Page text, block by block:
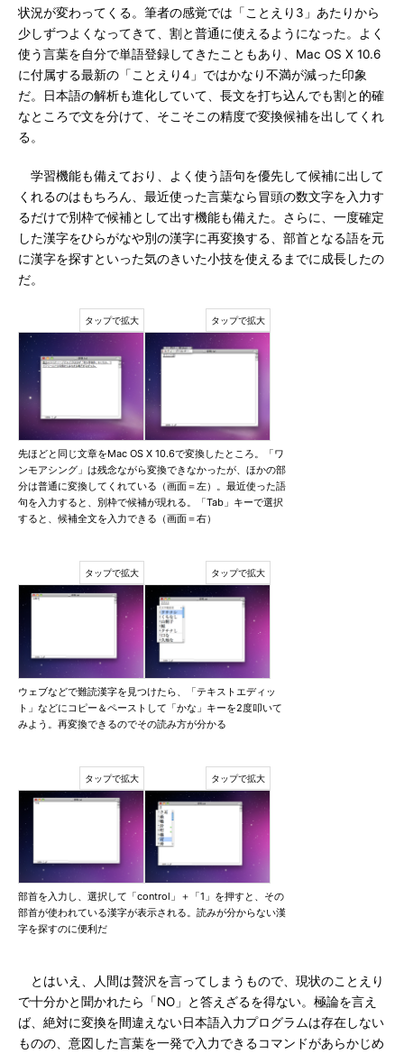
状況が変わってくる。筆者の感覚では「ことえり3」あたりから
少しずつよくなってきて、割と普通に使えるようになった。よく
使う言葉を自分で単語登録してきたこともあり、Mac OS X 10.6
に付属する最新の「ことえり4」ではかなり不満が減った印象
だ。日本語の解析も進化していて、長文を打ち込んでも割と的確
なところで文を分けて、そこそこの精度で変換候補を出してくれ
る。
学習機能も備えており、よく使う語句を優先して候補に出して
くれるのはもちろん、最近使った言葉なら冒頭の数文字を入力す
るだけで別枠で候補として出す機能も備えた。さらに、一度確定
した漢字をひらがなや別の漢字に再変換する、部首となる語を元
に漢字を探すといった気のきいた小技を使えるまでに成長したの
だ。
先ほどと同じ文章をMac OS X 10.6で変換したところ。「ワ
ンモアシング」は残念ながら変換できなかったが、ほかの部
分は普通に変換してくれている（画面＝左）。最近使った語
句を入力すると、別枠で候補が現れる。「Tab」キーで選択
すると、候補全文を入力できる（画面＝右）
ウェブなどで難読漢字を見つけたら、「テキストエディッ
ト」などにコピー＆ペーストして「かな」キーを2度叩いて
みよう。再変換できるのでその読み方が分かる
部首を入力し、選択して「control」＋「1」を押すと、その
部首が使われている漢字が表示される。読みが分からない漢
字を探すのに便利だ
とはいえ、人間は贅沢を言ってしまうもので、現状のことえり
で十分かと聞かれたら「NO」と答えざるを得ない。極論を言え
ば、絶対に変換を間違えない日本語入力プログラムは存在しない
ものの、意図した言葉を一発で入力できるコマンドがあらかじめ